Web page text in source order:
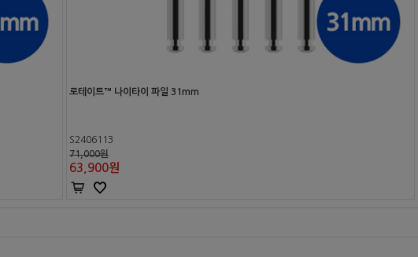
로테이트™ 나이타이 파일 31mm
S2406113
71,000원
63,900원